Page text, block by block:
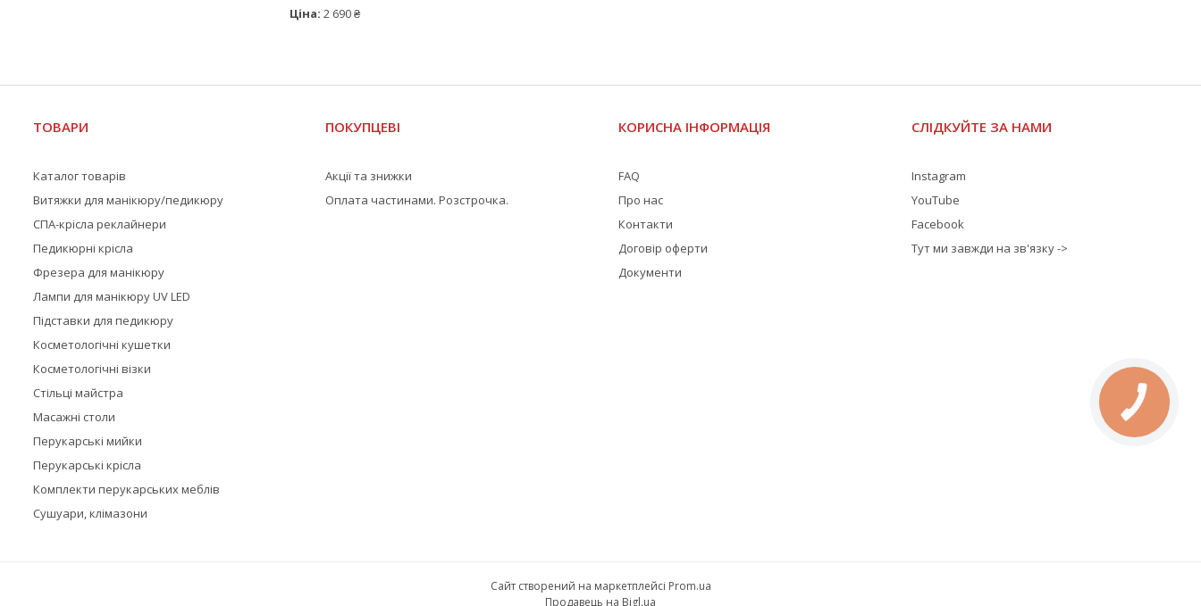
Ціна: 2 690 ₴
ТОВАРИ
Каталог товарів
Витяжки для манікюру/педикюру
СПА-крісла реклайнери
Педикюрні крісла
Фрезера для манікюру
Лампи для манікюру UV LED
Підставки для педикюру
Косметологічні кушетки
Косметологічні візки
Стільці майстра
Масажні столи
Перукарські мийки
Перукарські крісла
Комплекти перукарських меблів
Сушуари, клімазони
ПОКУПЦЕВІ
Акції та знижки
Оплата частинами. Розстрочка.
КОРИСНА ІНФОРМАЦІЯ
FAQ
Про нас
Контакти
Договір оферти
Документи
СЛІДКУЙТЕ ЗА НАМИ
Instagram
YouTube
Facebook
Тут ми завжди на зв'язку ->
Сайт створений на маркетплейсі Prom.ua
Продавець на Bigl.ua